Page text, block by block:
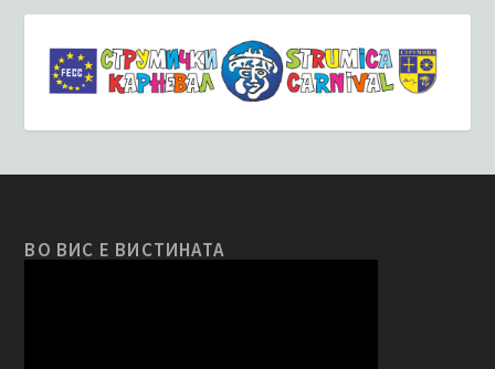
ВО ВИС Е ВИСТИНАТА